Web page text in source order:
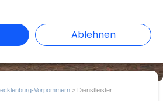
Vorpommern> Dienstleister
Ablehnen